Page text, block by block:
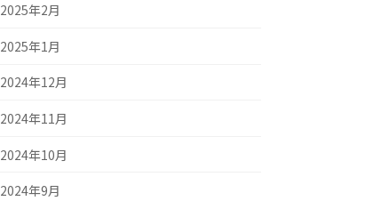
2025年2月
2025年1月
2024年12月
2024年11月
2024年10月
2024年9月